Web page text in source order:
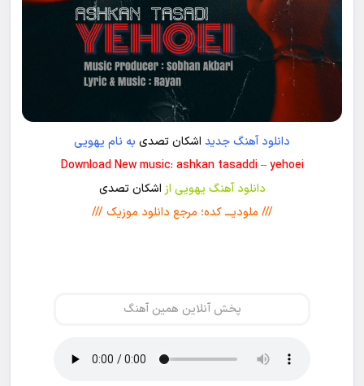
دانلود آهنگ جدید اشکان تصدی به نام یهویی
Download New music: ashkan tasaddi – yehoei
دانلود آهنگ یهویی از اشکان تصدی
/// ملودیـــ کده؛ مرجع دانلود موزیک ///
پخش آنلاین همین آهنگ